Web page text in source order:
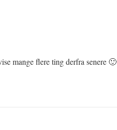
mange flere ting derfra senere 🙂